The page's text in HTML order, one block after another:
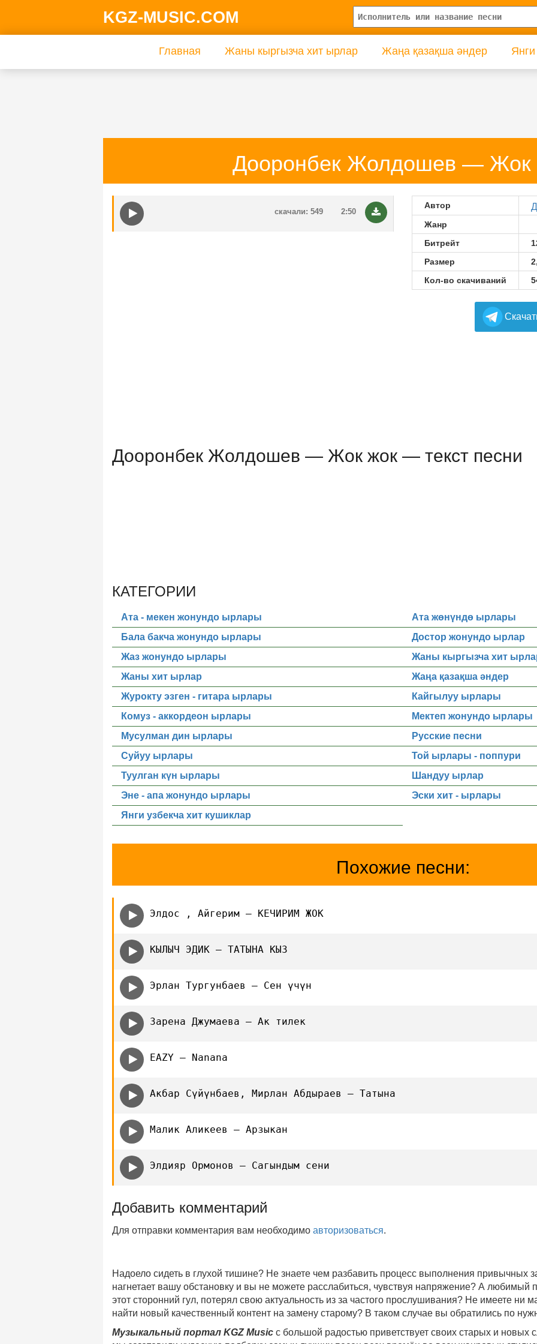
KGZ-MUSIC.COM
Главная Жаны кыргызча хит ырлар Жаңа қазақша әндер
Дооронбек Жолдошев — Жок
2:50
скачали: 549
Автор
Жанр
Битрейт
Размер
Кол-во скачиваний
Дооронбек Жолдошев — Жок жок — текст песни
КАТЕГОРИИ
Ата - мекен жонундо ырлары
Ата жөнүндө ырлары
Бала бакча жонундо ырлары
Достор жонундо ырлар
Жаз жонундо ырлары
Жаны кыргызча хит
Жаны хит ырлар
Жаңа қазақша әндер
Журокту эзген - гитара ырлары
Кайгылуу ырлары
Комуз - аккордеон ырлары
Мектеп жонундо ырлары
Мусулман дин ырлары
Русские песни
Суйуу ырлары
Той ырлары - поппури
Туулган күн ырлары
Шандуу ырлар
Эне - апа жонундо ырлары
Эски хит - ырлары
Янги узбекча хит кушиклар
Похожие песни:
Элдос , Айгерим — КЕЧИРИМ ЖОК
КЫЛЫЧ ЭДИК — ТАТЫНА КЫЗ
Эрлан Тургунбаев — Сен үчүн
Зарена Джумаева — Ак тилек
EAZY — Nanana
Акбар Сүйүнбаев, Мирлан Абдыраев — Татына
Малик Аликеев — Арзыкан
Элдияр Ормонов — Сагындым сени
Добавить комментарий
Для отправки комментария вам необходимо авторизоваться.
Надоело сидеть в глухой тишине? Не знаете чем разбавить процесс выполнения
нагнетает вашу обстановку и вы не можете расслабиться, чувствуя напряжение? А любимый
этот сторонний гул, потерял свою актуальность из за частого прослушивания? Не имеете ни
найти новый качественный контент на замену старому? В таком случае вы обратились по
Музыкальный портал KGZ Music с большой радостью приветствует своих старых и новых